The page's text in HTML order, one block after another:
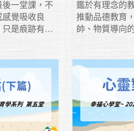
一堂課，不
覺吸收良
是痕跡有深
照著方法練
不要不去練
習慣，它不
。
鑑於有理念的
推動品德教育
帥、物質導向